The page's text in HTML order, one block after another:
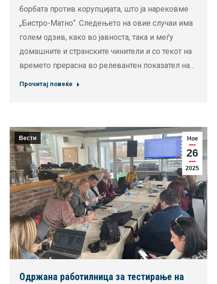
борбата против корупцијата, што ја нарековме
„Бистро-Матно“. Следењето на овие случаи има
голем одзив, како во јавноста, така и меѓу
домашните и странските чинители и со текот на
времето прерасна во релевантен показател на…
Прочитај повеќе
Ное
26
2025
Вести
Одржана работилница за тестирање на